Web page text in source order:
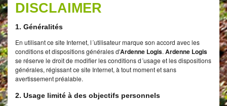
DISCLAIMER
1. Généralités
En utilisant ce site Internet, l´utilisateur marque son accord avec les
conditions et dispositions générales d'Ardenne Logis. Ardenne Logis
se réserve le droit de modifier les conditions d´usage et les dispositions
générales, régissant ce site Internet, à tout moment et sans
avertissement préalable.
2. Usage limité à des objectifs personnels